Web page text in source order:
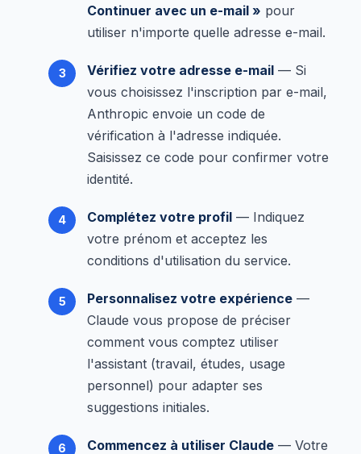
Continuer avec un e-mail » pour
utiliser n'importe quelle adresse e-mail.
Vérifiez votre adresse e-mail — Si
vous choisissez l'inscription par e-mail,
Anthropic envoie un code de
vérification à l'adresse indiquée.
Saisissez ce code pour confirmer votre
identité.
Complétez votre profil — Indiquez
votre prénom et acceptez les
conditions d'utilisation du service.
Personnalisez votre expérience —
Claude vous propose de préciser
comment vous comptez utiliser
l'assistant (travail, études, usage
personnel) pour adapter ses
suggestions initiales.
Commencez à utiliser Claude — Votre